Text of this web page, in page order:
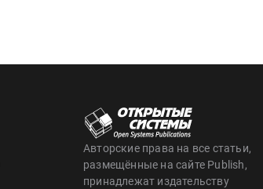
Авторские права на все статьи,
размещённые на сайте Publish,
принадлежат издательству